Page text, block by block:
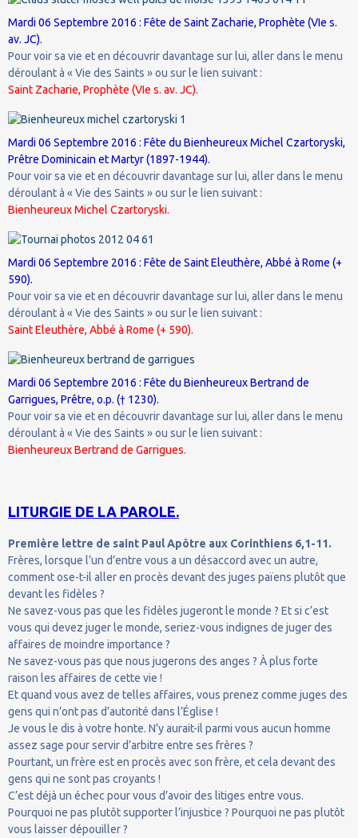
Mardi 06 Septembre 2016 : Fête de Saint Zacharie, Prophète (VIe s.
av. JC).
Pour voir sa vie et en découvrir davantage sur lui, aller dans le menu
déroulant à « Vie des Saints » ou sur le lien suivant :
Saint Zacharie, Prophète (VIe s. av. JC).
Mardi 06 Septembre 2016 : Fête du Bienheureux Michel Czartoryski,
Prêtre Dominicain et Martyr (1897-1944).
Pour voir sa vie et en découvrir davantage sur lui, aller dans le menu
déroulant à « Vie des Saints » ou sur le lien suivant :
Bienheureux Michel Czartoryski.
Mardi 06 Septembre 2016 : Fête de Saint Eleuthère, Abbé à Rome (+
590).
Pour voir sa vie et en découvrir davantage sur lui, aller dans le menu
déroulant à « Vie des Saints » ou sur le lien suivant :
Saint Eleuthère, Abbé à Rome (+ 590).
Mardi 06 Septembre 2016 : Fête du Bienheureux Bertrand de
Garrigues, Prêtre, o.p. († 1230).
Pour voir sa vie et en découvrir davantage sur lui, aller dans le menu
déroulant à « Vie des Saints » ou sur le lien suivant :
Bienheureux Bertrand de Garrigues.
LITURGIE DE LA PAROLE.
Première lettre de saint Paul Apôtre aux Corinthiens 6,1-11.
Frères, lorsque l’un d’entre vous a un désaccord avec un autre,
comment ose-t-il aller en procès devant des juges païens plutôt que
devant les fidèles ?
Ne savez-vous pas que les fidèles jugeront le monde ? Et si c’est
vous qui devez juger le monde, seriez-vous indignes de juger des
affaires de moindre importance ?
Ne savez-vous pas que nous jugerons des anges ? À plus forte
raison les affaires de cette vie !
Et quand vous avez de telles affaires, vous prenez comme juges des
gens qui n’ont pas d’autorité dans l’Église !
Je vous le dis à votre honte. N’y aurait-il parmi vous aucun homme
assez sage pour servir d’arbitre entre ses frères ?
Pourtant, un frère est en procès avec son frère, et cela devant des
gens qui ne sont pas croyants !
C’est déjà un échec pour vous d’avoir des litiges entre vous.
Pourquoi ne pas plutôt supporter l’injustice ? Pourquoi ne pas plutôt
vous laisser dépouiller ?